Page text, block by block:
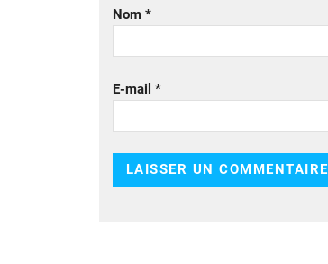
Nom *
E-mail *